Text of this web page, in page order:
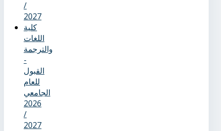
/
2027
كلية
اللغات
والترجمة
-
القبول
للعام
الجامعي
2026
/
2027